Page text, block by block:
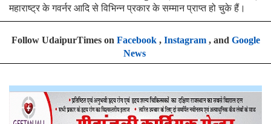
महाराष्ट्र के गवर्नर आदि से विभिन्न प्रकार के सम्मान प्राप्त हो चुके हैं।
Follow UdaipurTimes on Facebook, Instagram, and Google
News